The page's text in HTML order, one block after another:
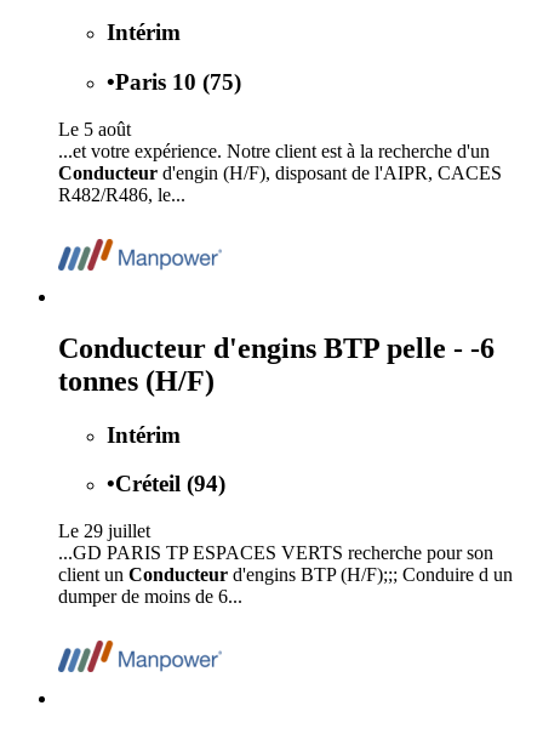
Intérim
•Paris 10 (75)
Le 5 août
...et votre expérience. Notre client est à la recherche d'un
Conducteur d'engin (H/F), disposant de l'AIPR, CACES
R482/R486, le...
Conducteur d'engins BTP pelle - -6
tonnes (H/F)
Intérim
•Créteil (94)
Le 29 juillet
...GD PARIS TP ESPACES VERTS recherche pour son
client un Conducteur d'engins BTP (H/F);;; Conduire d un
dumper de moins de 6...